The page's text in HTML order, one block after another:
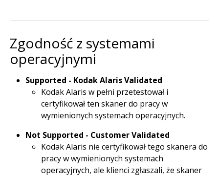
Zgodność z systemami
operacyjnymi
Supported - Kodak Alaris Validated
Kodak Alaris w pełni przetestował i
certyfikował ten skaner do pracy w
wymienionych systemach operacyjnych.
Not Supported - Customer Validated
Kodak Alaris nie certyfikował tego skanera do
pracy w wymienionych systemach
operacyjnych, ale klienci zgłaszali, że skaner